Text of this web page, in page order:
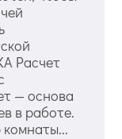
Расчет
— основа
в работе.